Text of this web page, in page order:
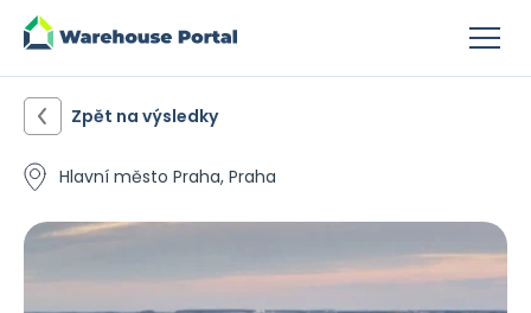
Zpět na výsledky
Hlavní město Praha, Praha